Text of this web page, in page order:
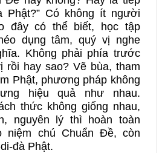
Phật?” Có không ít người
đây có thể biết, học tập
dụng tâm, quý vị nghe
Không phải phía trước
rồi hay sao? Vẽ bùa, tham
Phật, phương pháp không
hiệu quả như nhau.
thức không giống nhau,
nguyên lý thì hoàn toàn
niệm chú Chuẩn Đề, còn
đà Phật.